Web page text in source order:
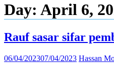
Day: April 6,
Rauf sasar sifar
06/04/202307/04/2023 Hassan